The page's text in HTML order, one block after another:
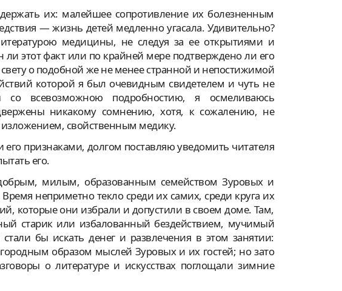
их: малейшее сопротивление их болезненным
— жизнь детей медленно угасала. Удивительно?
медицины, не следуя за ее открытиями и
ли этот факт или по крайней мере подтверждено ли его
о подобной же не менее странной и непостижимой
которой я был очевидным свидетелем и чуть не
всевозможною подробностию, я осмеливаюсь
никакому сомнению, хотя, к сожалению, не
свойственным медику.
признаками, долгом поставляю уведомить читателя
его.
милым, образованным семейством Зуровых и
неприметно текло среди их самих, среди круга их
которые они избрали и допустили в своем доме. Там,
старик или избалованный бездействием, мучимый
бы искать денег и развлечения в этом занятии:
образом мыслей Зуровых и их гостей; но зато
о литературе и искусствах поглощали зимние